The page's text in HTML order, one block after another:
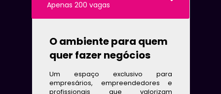
Um espaço exclusivo para
empresários, empreendedores e
profissionais que valorizam
O ambiente para quem
quer fazer negócios
Apenas 200 vagas